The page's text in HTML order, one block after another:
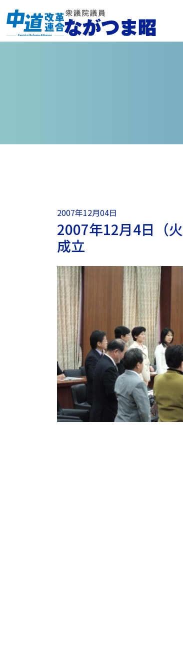
2007年12月04日
2007年12月4日（
成立